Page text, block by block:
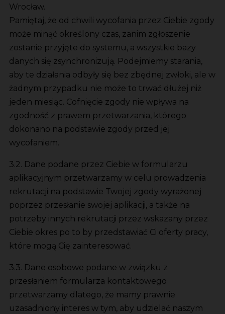
Wrocław.
Pamiętaj, że od chwili wycofania przez Ciebie zgody
może minąć określony czas, zanim zgłoszenie
zostanie przyjęte do systemu, a wszystkie bazy
danych się zsynchronizują. Podejmiemy starania,
aby te działania odbyły się bez zbędnej zwłoki, ale w
żadnym przypadku nie może to trwać dłużej niż
jeden miesiąc. Cofnięcie zgody nie wpływa na
zgodność z prawem przetwarzania, którego
dokonano na podstawie zgody przed jej
wycofaniem.
3.2. Dane podane przez Ciebie w formularzu
aplikacyjnym przetwarzamy w celu prowadzenia
rekrutacji na podstawie Twojej zgody wyrażonej
poprzez przesłanie swojej aplikacji, a także na
potrzeby innych rekrutacji przez wskazany przez
Ciebie okres po to by przedstawiać Ci oferty pracy,
które mogą Cię zainteresować.
3.3. Dane osobowe podane w związku z
przesłaniem formularza kontaktowego
przetwarzamy dlatego, że mamy prawnie
uzasadniony interes w tym, aby udzielać naszym